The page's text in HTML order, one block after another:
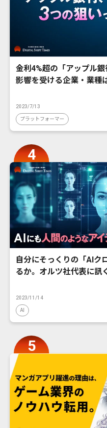
金利4%超の「アップル銀
影響を受ける企業・業種
2023/7/13
プラットフォーマー
自分にそっくりの「AIク
るか。オルツ社代表に訊
2023/11/14
AI